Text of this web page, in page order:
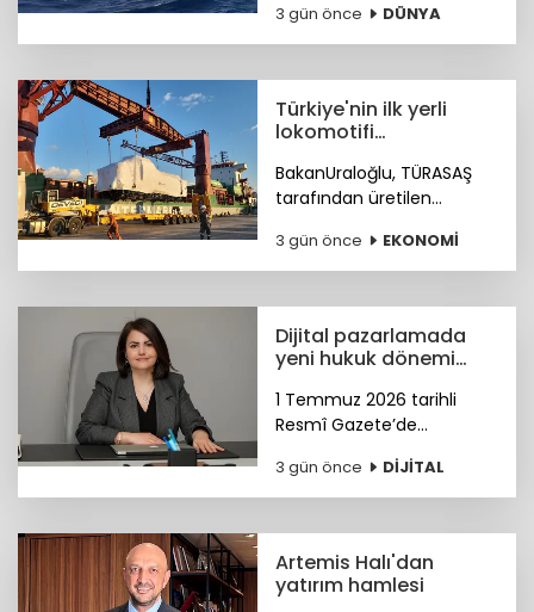
sıralamadaki yeri de dikkat
çekti. İşte ilk 10 ülke...
3 gün önce DÜNYA
Türkiye'nin ilk yerli
lokomotifi
BakanUraloğlu, TÜRASAŞ
tarafından üretilen
dizel-elektrikli manevra
lokomotifinin Tanzanya'ya
3 gün önce EKONOMİ
Dijital pazarlamada
yeni hukuk dönemi
1 Temmuz 2026 tarihli
Resmî Gazete’de
ve Haksız Ticari
Uygulamalar Yönetmeliği
itibarıyla yürürlüğe giriyor.
3 gün önce DİJİTAL
Artemis Halı'dan
yatırım hamlesi